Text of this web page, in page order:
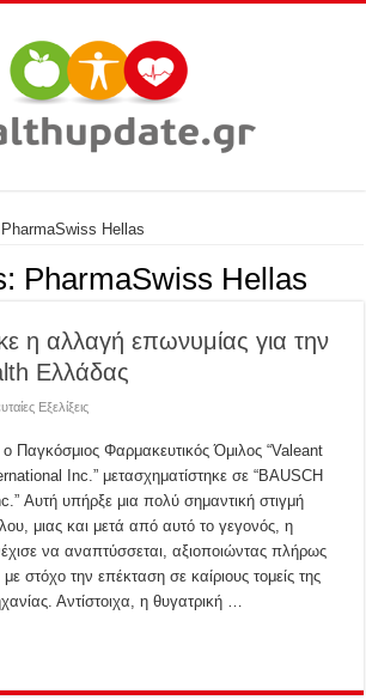
Hellas
PharmaSwiss Hellas
η αλλαγή επωνυμίας για την
Ελλάδας
Εξελίξεις
ο Παγκόσμιος Φαρμακευτικός Όμιλος “Valeant
Inc.” μετασχηματίστηκε σε “BAUSCH
Αυτή υπήρξε μια πολύ σημαντική στιγμή
μιας και μετά από αυτό το γεγονός, η
να αναπτύσσεται, αξιοποιώντας πλήρως
στόχο την επέκταση σε καίριους τομείς της
Αντίστοιχα, η θυγατρική …